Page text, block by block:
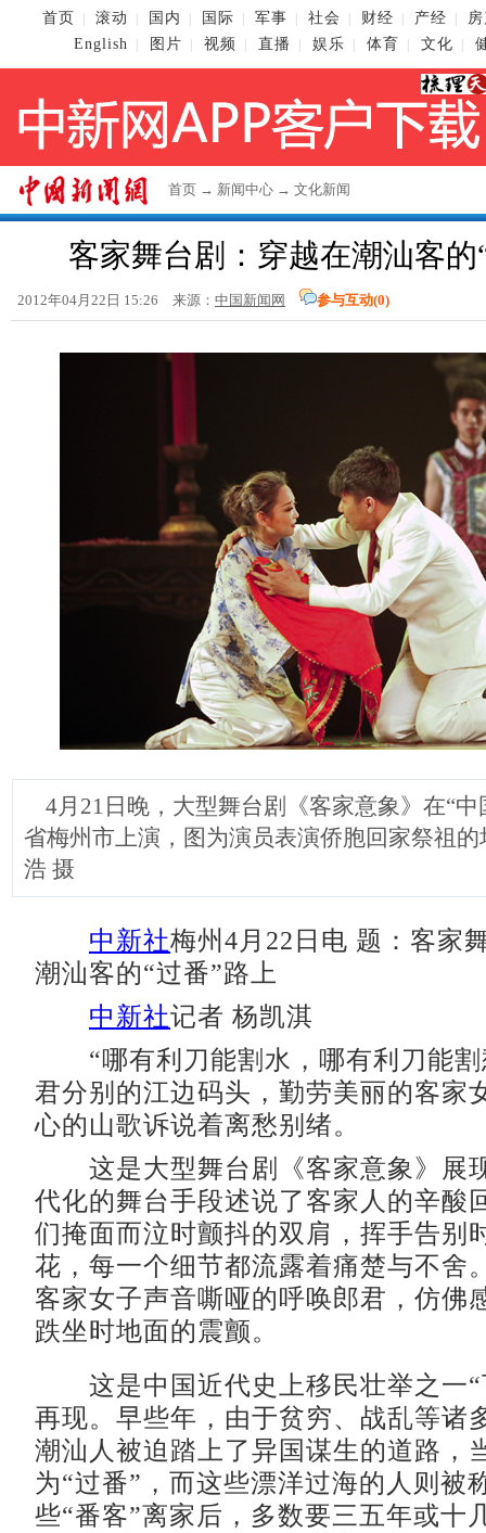
首页 滚动 国内 国际 军事 社会 财经 产经
English
图片 视频 直播 娱乐 体育 文化
首页 → 新闻中心 → 文化新闻
客家舞台剧：穿越在潮汕客的
2012年04月22日 15:26 来源： 中国新闻网 参与互动(0)
4月21日晚，大型舞台剧《客家意象》在“中
省梅州市上演，图为演员表演侨胞回家祭祖
浩 摄
中新社梅州4月22日电 题：客家
潮汕客的“过番”路上
中新社记者 杨凯淇
“哪有利刀能割水，哪有利刀能
君分别的江边码头，勤劳美丽的客家
心的山歌诉说着离愁别绪。
这是大型舞台剧《客家意象》展
代化的舞台手段述说了客家人的辛酸
们掩面而泣时颤抖的双肩，挥手告别
花，每一个细节都流露着痛楚与不舍
客家女子声音嘶哑的呼唤郎君，仿佛
跌坐时地面的震颤。
这是中国近代史上移民壮举之一“
再现。早些年，由于贫穷、战乱等诸
潮汕人被迫踏上了异国谋生的道路，
为“过番”，而这些漂洋过海的人则被
些“番客”离家后，多数要三五年或十